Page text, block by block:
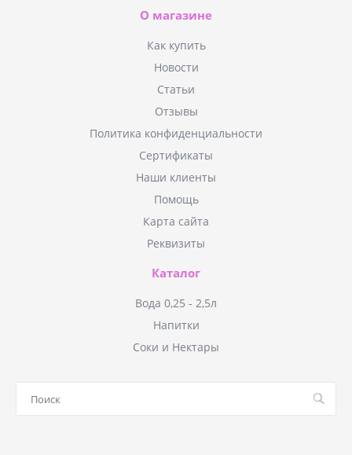
О магазине
Как купить
Новости
Статьи
Отзывы
Политика конфиденциальности
Сертификаты
Наши клиенты
Помощь
Карта сайта
Реквизиты
Каталог
Вода 0,25 - 2,5л
Напитки
Соки и Нектары